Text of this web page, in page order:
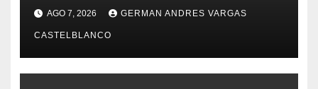
AGO 7, 2026 GERMAN ANDRES VARGAS
CASTELBLANCO